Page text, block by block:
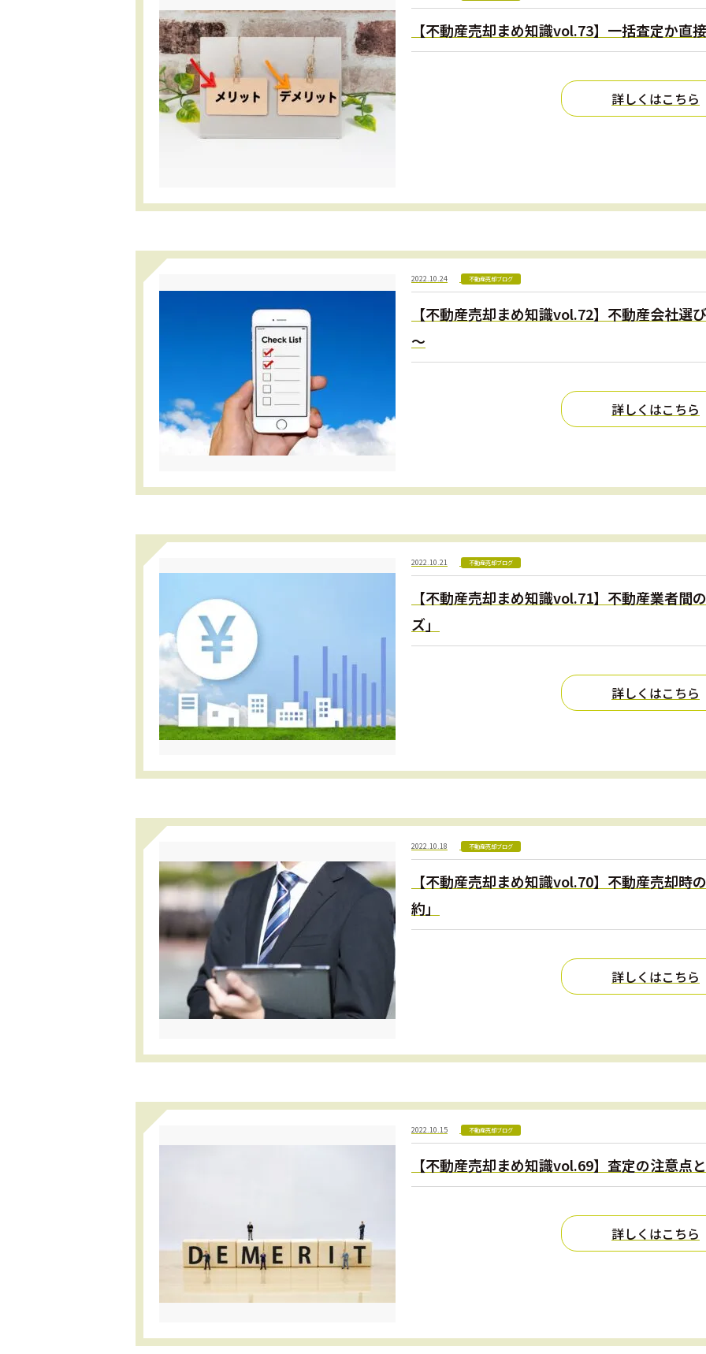
【不動産売却まめ知識vol.73】一括査定か直
詳しくはこちら
2022.10.24 不動産売却ブログ
【不動産売却まめ知識vol.72】不動産会社選
～
詳しくはこちら
2022.10.21 不動産売却ブログ
【不動産売却まめ知識vol.71】不動産業者間
ズ」
詳しくはこちら
2022.10.18 不動産売却ブログ
【不動産売却まめ知識vol.70】不動産売却時
約」
詳しくはこちら
2022.10.15 不動産売却ブログ
【不動産売却まめ知識vol.69】査定の注意点
詳しくはこちら